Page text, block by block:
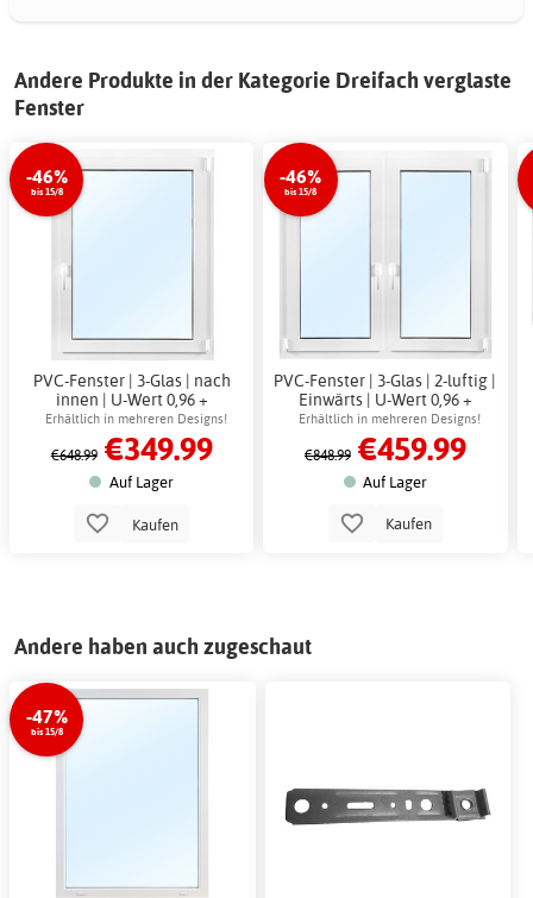
Andere Produkte in der Kategorie Dreifach verglaste
Fenster
-46%
bis 15/8
PVC-Fenster | 3-Glas | nach
innen | U-Wert 0,96 +
Antriebsriemen
Erhältlich in mehreren Designs!
€648.99 €349.99
Auf Lager
Kaufen
-46%
bis 15/8
PVC-Fenster | 3-Glas | 2-luftig |
Einwärts | U-Wert 0,96 +
Antriebsriemen
Erhältlich in mehreren Designs!
€848.99 €459.99
Auf Lager
Kaufen
Andere haben auch zugeschaut
-47%
bis 15/8